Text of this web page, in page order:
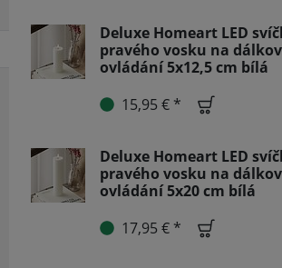
Deluxe Homeart LED
pravého vosku na
ovládání 5x12,5 cm bílá
15,95 € *
Deluxe Homeart LED
pravého vosku na
ovládání 5x20 cm bílá
17,95 € *